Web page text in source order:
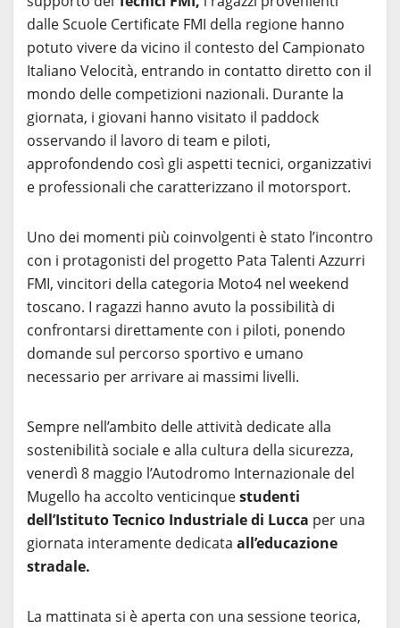
dalle Scuole Certificate FMI della regione hanno
potuto vivere da vicino il contesto del Campionato
Italiano Velocità, entrando in contatto diretto con il
mondo delle competizioni nazionali. Durante la
giornata, i giovani hanno visitato il paddock
osservando il lavoro di team e piloti,
approfondendo così gli aspetti tecnici, organizzativi
e professionali che caratterizzano il motorsport.
Uno dei momenti più coinvolgenti è stato l’incontro
con i protagonisti del progetto Pata Talenti Azzurri
FMI, vincitori della categoria Moto4 nel weekend
toscano. I ragazzi hanno avuto la possibilità di
confrontarsi direttamente con i piloti, ponendo
domande sul percorso sportivo e umano
necessario per arrivare ai massimi livelli.
Sempre nell’ambito delle attività dedicate alla
sostenibilità sociale e alla cultura della sicurezza,
venerdì 8 maggio l’Autodromo Internazionale del
Mugello ha accolto venticinquestudenti
dell’Istituto Tecnico Industriale di Lucca per una
giornata interamente dedicata all’educazione
stradale.
La mattinata si è aperta con una sessione teorica,